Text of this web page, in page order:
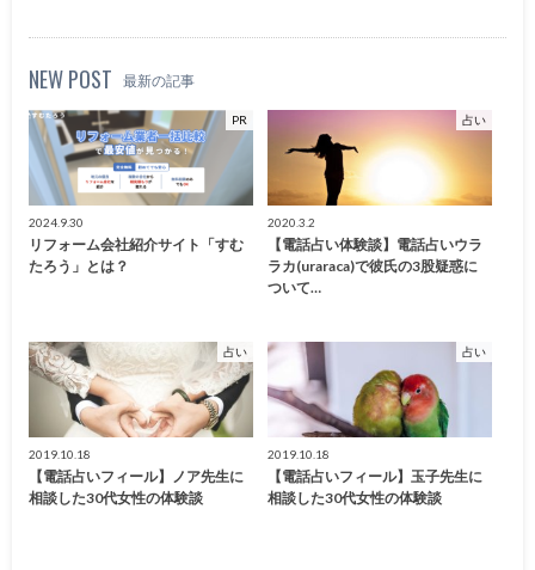
NEW POST 最新の記事
PR
2024.9.30
リフォーム会社紹介サイト「すむ
たろう」とは？
占い
2020.3.2
【電話占い体験談】電話占いウラ
ラカ(uraraca)で彼氏の3股疑惑に
ついて…
占い
2019.10.18
【電話占いフィール】ノア先生に
相談した30代女性の体験談
占い
2019.10.18
【電話占いフィール】玉子先生に
相談した30代女性の体験談